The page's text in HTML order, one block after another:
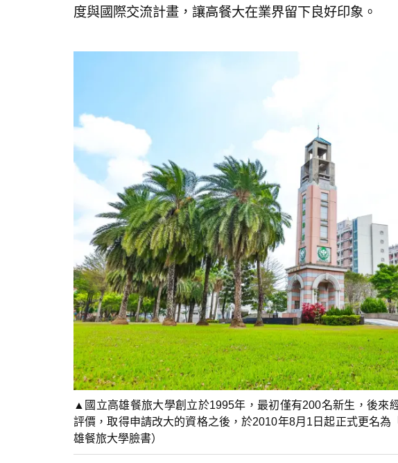
度與國際交流計畫，讓高餐大在業界留下良好印象。
▲國立高雄餐旅大學創立於1995年，最初僅有200名新生，後來
評價，取得申請改大的資格之後，於2010年8月1日起正式更名為
雄餐旅大學臉書）